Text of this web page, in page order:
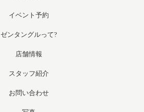
イベント予約
ゼンタングルって?
店舗情報
スタッフ紹介
お問い合わせ